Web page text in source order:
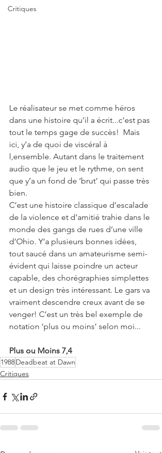
Critiques
Le réalisateur se met comme héros
dans une histoire qu’il a écrit...c’est pas
tout le temps gage de succès!  Mais
ici, y’a de quoi de viscéral à
l,ensemble. Autant dans le traitement
audio que le jeu et le rythme, on sent
que y’a un fond de ‘brut’ qui passe très
bien.
C’est une histoire classique d’escalade
de la violence et d’amitié trahie dans le
monde des gangs de rues d’une ville
d’Ohio. Y’a plusieurs bonnes idées,
tout saucé dans un amateurisme semi-
évident qui laisse poindre un acteur
capable, des chorégraphies simplettes
et un design très intéressant. Le gars va
vraiment descendre creux avant de se
venger! C’est un très bel exemple de
notation ‘plus ou moins’ selon moi...
Plus ou Moins 7,4
1988Deadbeat at Dawn
Critiques